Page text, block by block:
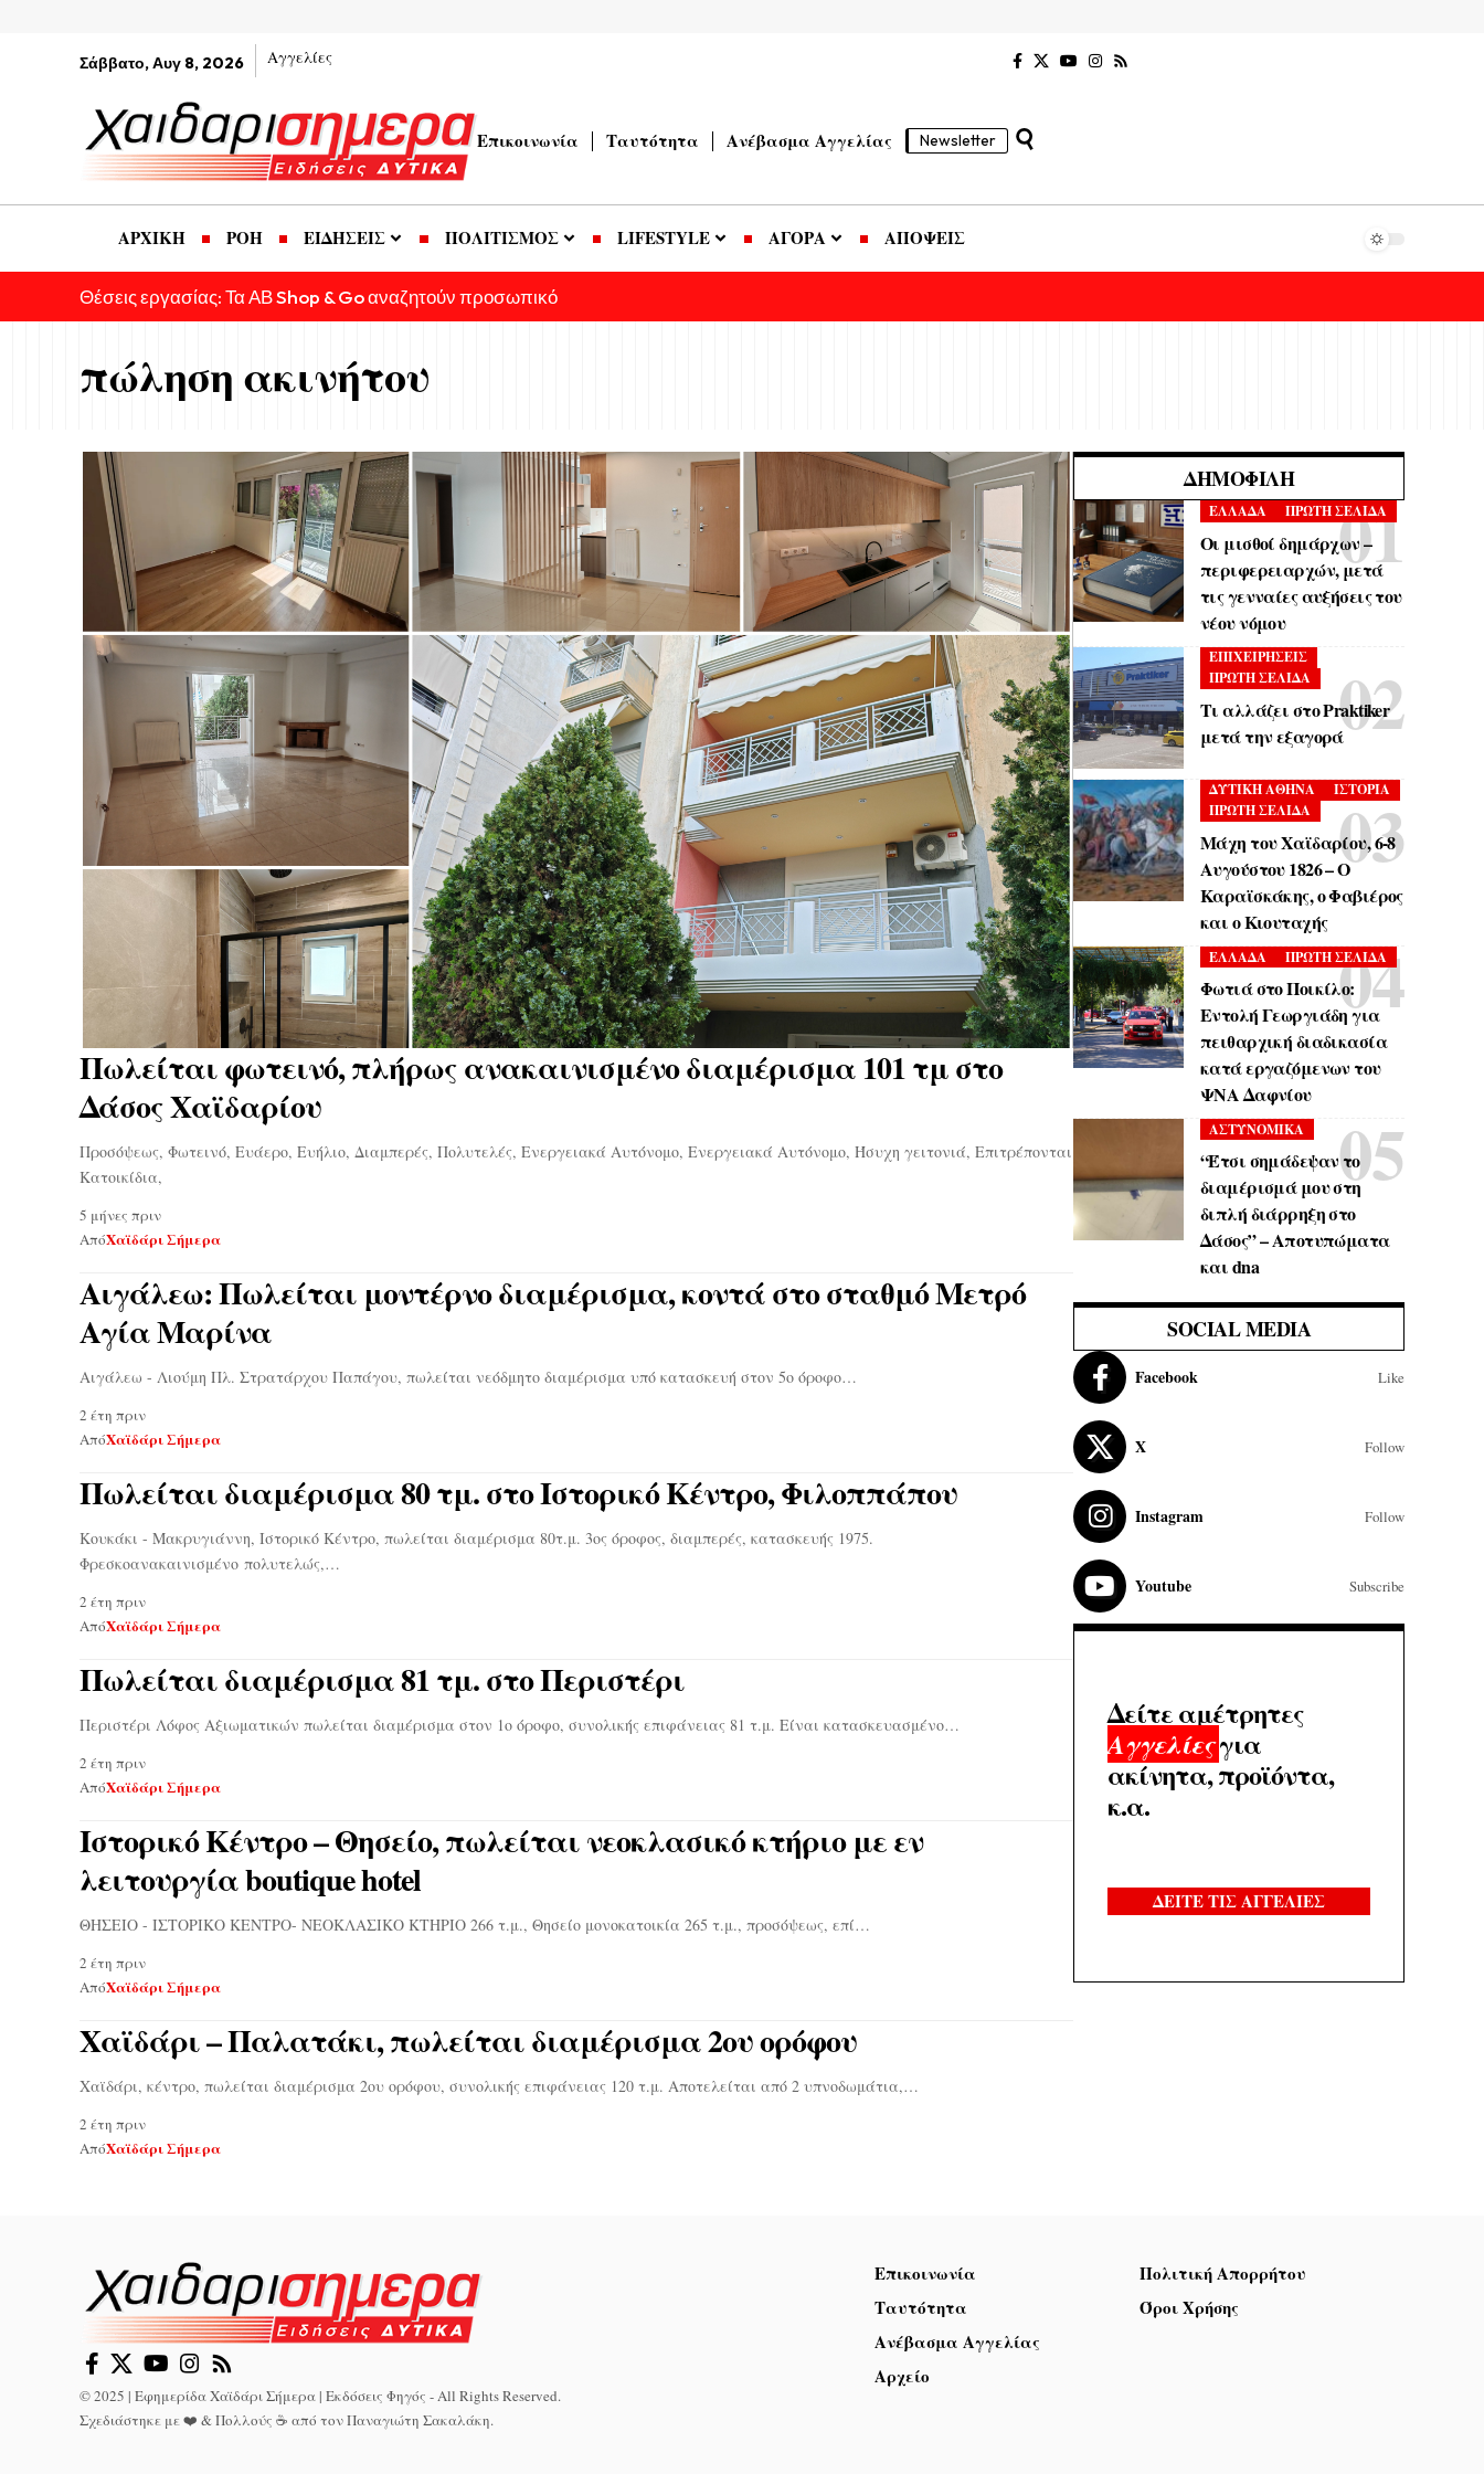
Σάββατο, Αυγ 8, 2026 Αγγελίες
Επικοινωνία Ταυτότητα Ανέβασμα Αγγελίας Newsletter
ΑΡΧΙΚΗ ΡΟΗ ΕΙΔΗΣΕΙΣ ΠΟΛΙΤΙΣΜΟΣ LIFESTYLE ΑΓΟΡΑ ΑΠΟΨΕΙΣ
Θέσεις εργασίας: Τα ΑΒ Shop & Go αναζητούν προσωπικό
πώληση ακινήτου
Πωλείται φωτεινό, πλήρως ανακαινισμένο διαμέρισμα 101 τμ στο
Δάσος Χαϊδαρίου
Προσόψεως, Φωτεινό, Ευάερο, Ευήλιο, Διαμπερές, Πολυτελές, Ενεργειακά Αυτόνομο, Ενεργειακά Αυτόνομο, Ήσυχη γειτονιά, Επιτρέπονται
Κατοικίδια,
5 μήνες πριν
ΑπόΧαϊδάρι Σήμερα
Αιγάλεω: Πωλείται μοντέρνο διαμέρισμα, κοντά στο σταθμό Μετρό
Αγία Μαρίνα
Αιγάλεω - Λιούμη Πλ. Στρατάρχου Παπάγου, πωλείται νεόδμητο διαμέρισμα υπό κατασκευή στον 5ο όροφο…
2 έτη πριν
ΑπόΧαϊδάρι Σήμερα
Πωλείται διαμέρισμα 80 τμ. στο Ιστορικό Κέντρο, Φιλοππάπου
Κουκάκι - Μακρυγιάννη, Ιστορικό Κέντρο, πωλείται διαμέρισμα 80τ.μ. 3ος όροφος, διαμπερές, κατασκευής 1975.
Φρεσκοανακαινισμένο πολυτελώς,…
2 έτη πριν
ΑπόΧαϊδάρι Σήμερα
Πωλείται διαμέρισμα 81 τμ. στο Περιστέρι
Περιστέρι Λόφος Αξιωματικών πωλείται διαμέρισμα στον 1ο όροφο, συνολικής επιφάνειας 81 τ.μ. Είναι κατασκευασμένο…
2 έτη πριν
ΑπόΧαϊδάρι Σήμερα
Ιστορικό Κέντρο – Θησείο, πωλείται νεοκλασικό κτήριο με εν
λειτουργία boutique hotel
ΘΗΣΕΙΟ - ΙΣΤΟΡΙΚΟ ΚΕΝΤΡΟ- ΝΕΟΚΛΑΣΙΚΟ ΚΤΗΡΙΟ 266 τ.μ., Θησείο μονοκατοικία 265 τ.μ., προσόψεως, επί…
2 έτη πριν
ΑπόΧαϊδάρι Σήμερα
Χαϊδάρι – Παλατάκι, πωλείται διαμέρισμα 2ου ορόφου
Χαϊδάρι, κέντρο, πωλείται διαμέρισμα 2ου ορόφου, συνολικής επιφάνειας 120 τ.μ. Αποτελείται από 2 υπνοδωμάτια,…
2 έτη πριν
ΑπόΧαϊδάρι Σήμερα
ΔΗΜΟΦΙΛΉ
ΕΛΛΑΔΑ ΠΡΩΤΗ ΣΕΛΙΔΑ
Οι μισθοί δημάρχων –
περιφερειαρχών, μετά
τις γενναίες αυξήσεις του
νέου νόμου
ΕΠΙΧΕΙΡΗΣΕΙΣ
ΠΡΩΤΗ ΣΕΛΙΔΑ
Τι αλλάζει στο Praktiker
μετά την εξαγορά
ΔΥΤΙΚΗ ΑΘΗΝΑ
ΙΣΤΟΡΙΑ
ΠΡΩΤΗ ΣΕΛΙΔΑ
Μάχη του Χαϊδαρίου, 6-8
Αυγούστου 1826 – Ο
Καραϊσκάκης, ο Φαβιέρος
και ο Κιουταχής
ΕΛΛΑΔΑ ΠΡΩΤΗ ΣΕΛΙΔΑ
Φωτιά στο Ποικίλο:
Εντολή Γεωργιάδη για
πειθαρχική διαδικασία
κατά εργαζόμενων του
ΨΝΑ Δαφνίου
ΑΣΤΥΝΟΜΙΚΑ
“Έτσι σημάδεψαν το
διαμέρισμά μου στη
διπλή διάρρηξη στο
Δάσος” – Αποτυπώματα
και dna
SOCIAL MEDIA
Facebook Like
X Follow
Instagram Follow
Youtube Subscribe
Δείτε αμέτρητες
Αγγελίεςγια
ακίνητα, προϊόντα,
κ.α.
ΔΕΙΤΕ ΤΙΣ ΑΓΓΕΛΙΕΣ
© 2025 | Εφημερίδα Χαϊδάρι Σήμερα | Εκδόσεις Φηγός - All Rights Reserved.
Σχεδιάστηκε με ❤️ & Πολλούς ☕ από τονΠαναγιώτη Σακαλάκη.
Επικοινωνία
Ταυτότητα
Ανέβασμα Αγγελίας
Αρχείο
Πολιτική Απορρήτου
Όροι Χρήσης